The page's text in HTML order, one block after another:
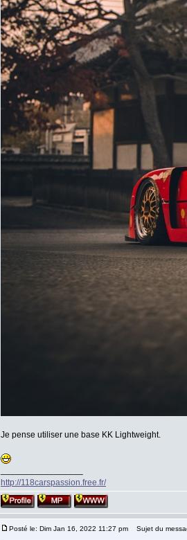
Je pense utiliser une base KK Lightweight.
http://118carspassion.free.fr/
Posté le: Dim Jan 16, 2022 11:27 pm Sujet du